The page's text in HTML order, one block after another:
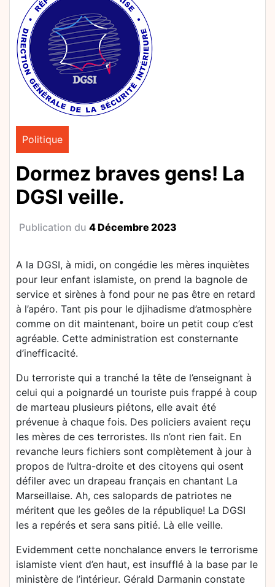
Politique
Dormez braves gens! La
DGSI veille.
Publication du 4 Décembre 2023
A la DGSI, à midi, on congédie les mères inquiètes
pour leur enfant islamiste, on prend la bagnole de
service et sirènes à fond pour ne pas être en retard
à l’apéro. Tant pis pour le djihadisme d’atmosphère
comme on dit maintenant, boire un petit coup c’est
agréable. Cette administration est consternante
d’inefficacité.
Du terroriste qui a tranché la tête de l’enseignant à
celui qui a poignardé un touriste puis frappé à coup
de marteau plusieurs piétons, elle avait été
prévenue à chaque fois. Des policiers avaient reçu
les mères de ces terroristes. Ils n’ont rien fait. En
revanche leurs fichiers sont complètement à jour à
propos de l’ultra-droite et des citoyens qui osent
défiler avec un drapeau français en chantant La
Marseillaise. Ah, ces salopards de patriotes ne
méritent que les geôles de la république! La DGSI
les a repérés et sera sans pitié. Là elle veille.
Evidemment cette nonchalance envers le terrorisme
islamiste vient d’en haut, est insufflé à la base par le
ministère de l’intérieur. Gérald Darmanin constate